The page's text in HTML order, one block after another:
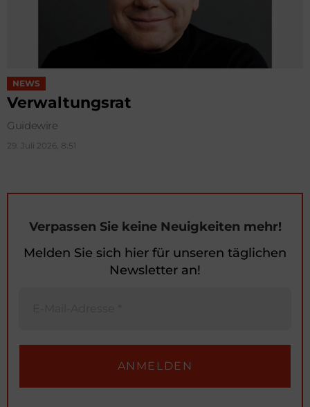
NEWS
Verwaltungsrat
Guidewire
29. Juli 2026, 8:51
Verpassen Sie keine Neuigkeiten mehr!
Melden Sie sich hier für unseren täglichen
Newsletter an!